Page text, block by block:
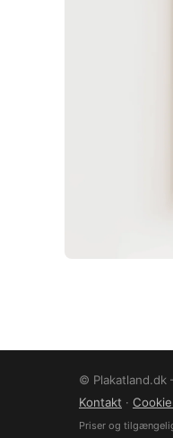
© Plakatland.dk
Kontakt ·
Priser og